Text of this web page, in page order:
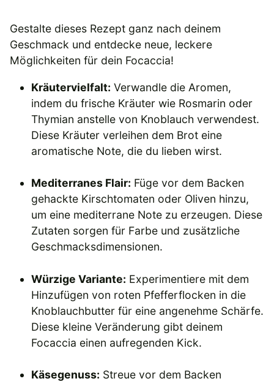
Gestalte dieses Rezept ganz nach deinem
Geschmack und entdecke neue, leckere
Möglichkeiten für dein Focaccia!
Kräutervielfalt: Verwandle die Aromen,
indem du frische Kräuter wie Rosmarin oder
Thymian anstelle von Knoblauch verwendest.
Diese Kräuter verleihen dem Brot eine
aromatische Note, die du lieben wirst.
Mediterranes Flair: Füge vor dem Backen
gehackte Kirschtomaten oder Oliven hinzu,
um eine mediterrane Note zu erzeugen. Diese
Zutaten sorgen für Farbe und zusätzliche
Geschmacksdimensionen.
Würzige Variante: Experimentiere mit dem
Hinzufügen von roten Pfefferflocken in die
Knoblauchbutter für eine angenehme Schärfe.
Diese kleine Veränderung gibt deinem
Focaccia einen aufregenden Kick.
Käsegenuss: Streue vor dem Backen